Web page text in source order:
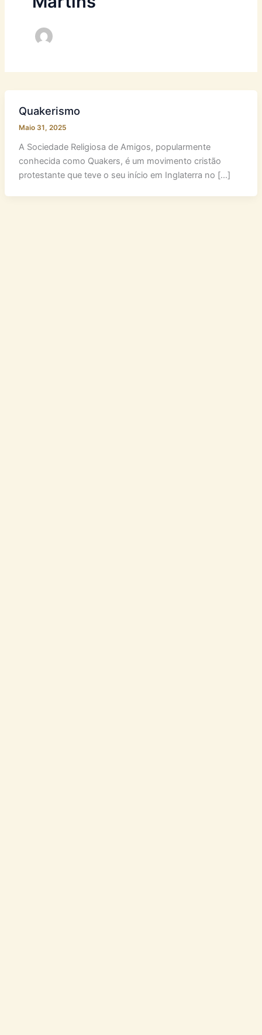
Quakerismo
Maio 31, 2025
A Sociedade Religiosa de Amigos, popularmente
conhecida como Quakers, é um movimento cristão
protestante que teve o seu início em Inglaterra no […]